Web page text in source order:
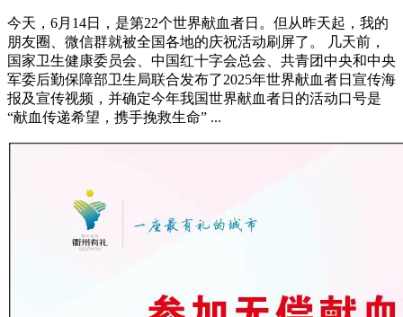
今天，6月14日，是第22个世界献血者日。但从昨天起，我的
朋友圈、微信群就被全国各地的庆祝活动刷屏了。 几天前，
国家卫生健康委员会、中国红十字会总会、共青团中央和中央
军委后勤保障部卫生局联合发布了2025年世界献血者日宣传海
报及宣传视频，并确定今年我国世界献血者日的活动口号是
“献血传递希望，携手挽救生命” ...